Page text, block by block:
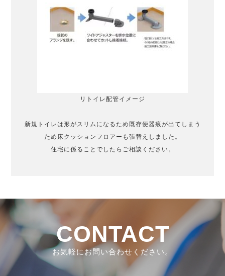
リトイレ配管イメージ
新規トイレは形がスリムになるため既存便器痕が出てしまう
ため床クッションフロアーも張替えしました。
住宅に係ることでしたらご相談ください。
CONTACT
お気軽にお問い合わせください。